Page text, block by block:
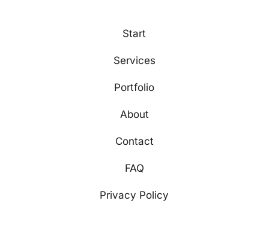
Start
Services
Portfolio
About
Contact
FAQ
Privacy Policy